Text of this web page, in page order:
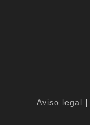
Aviso legal |